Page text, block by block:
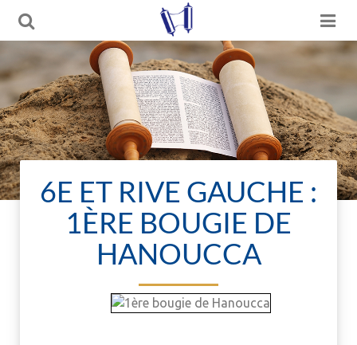
6E ET RIVE GAUCHE :
1ÈRE BOUGIE DE
HANOUCCA